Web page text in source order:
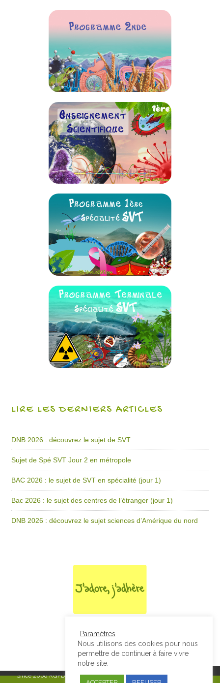
LIRE LES DERNIERS ARTICLES
DNB 2026 : découvrez le sujet de SVT
Sujet de Spé SVT Jour 2 en métropole
BAC 2026 : le sujet de SVT en spécialité (jour 1)
Bac 2026 : le sujet des centres de l’étranger (jour 1)
DNB 2026 : découvrez le sujet sciences d’Amérique du nord
Since 2008RGPD & Mentions Légales|Designed by Studio Thil - Site
Paramètres
Nous utilisons des cookies pour nous
permettre de continuer à faire vivre
notre site.